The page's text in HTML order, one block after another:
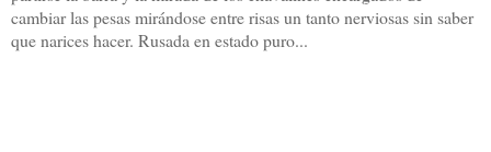
cambiar las pesas mirándose entre risas un tanto nerviosas sin saber
que narices hacer. Rusada en estado puro...